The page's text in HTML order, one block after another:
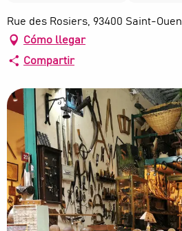
Rue des Rosiers, 93400 Saint-Ouen
Cómo llegar
Compartir